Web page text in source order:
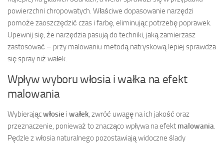
powierzchni chropowatych. Właściwe dopasowanie narzędzi
pomoże zaoszczędzić czas i farbę, eliminując potrzebę poprawek.
Upewnij się, że narzędzia pasują do techniki, jaką zamierzasz
zastosować – przy malowaniu metodą natryskową lepiej sprawdza
się spray niż wałek.
Wpływ wyboru włosia i wałka na efekt
malowania
Wybierającwłosie i wałek, zwróć uwagę na ich jakość oraz
przeznaczenie, ponieważ to znacząco wpływa na efekt malowania.
Pędzle z włosia naturalnego pozostawiają widoczne ślady